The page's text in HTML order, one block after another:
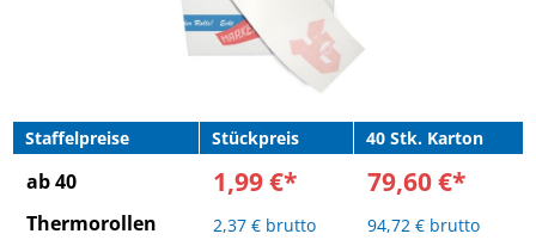
Staffelpreise Stückpreis 40 Stk. Karton
ab 40
Thermorollen
1,99 €*
2,37 € brutto
79,60 €*
94,72 € brutto